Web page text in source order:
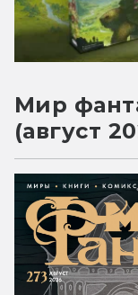
Мир
(август